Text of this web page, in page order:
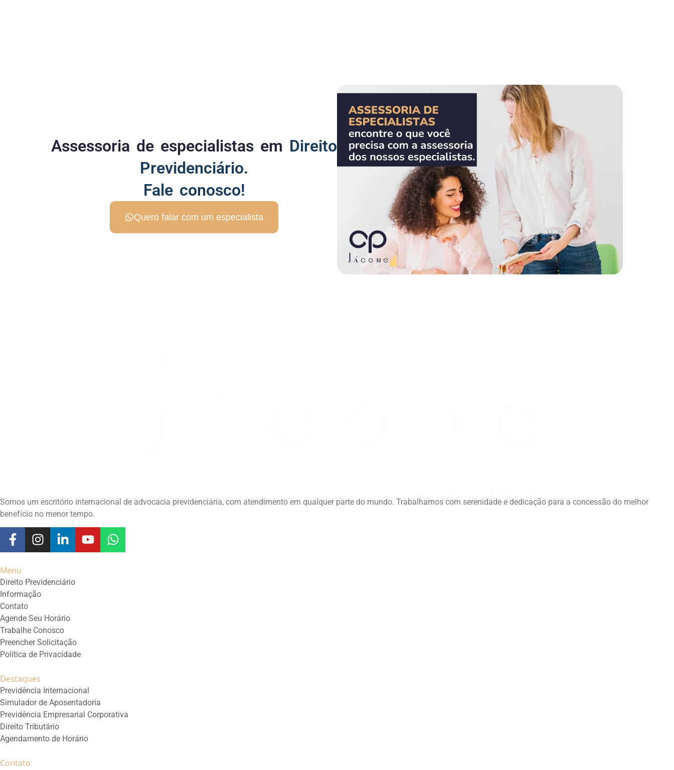
Assessoria de especialistas em Direito
Previdenciário.
Fale conosco!
Quero falar com um especialista
Somos um escritório internacional de advocacia previdenciária, com atendimento em qualquer parte do mundo. Trabalhamos com serenidade e dedicação para a concessão do melhor
benefício no menor tempo.
Menu
Direito Previdenciário
Informação
Contato
Agende Seu Horário
Trabalhe Conosco
Preencher Solicitação
Política de Privacidade
Destaques
Previdência Internacional
Simulador de Aposentadoria
Previdência Empresarial Corporativa
Direito Tributário
Agendamento de Horário
Contato